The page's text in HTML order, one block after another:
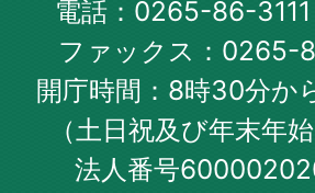
Official
Web
Site
電話：0265-86-
ファックス：0265-
開庁時間：8時30分か
（土日祝及び年末年
法人番号